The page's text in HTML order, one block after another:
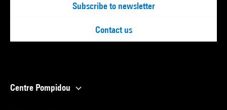
Subscribe to newsletter
Contact us
Centre Pompidou